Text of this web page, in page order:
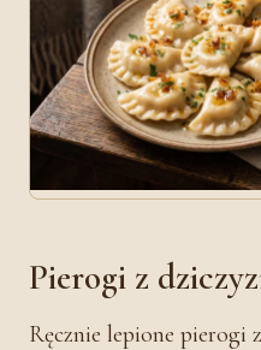
Pierogi z
Ręcznie lepione pierogi